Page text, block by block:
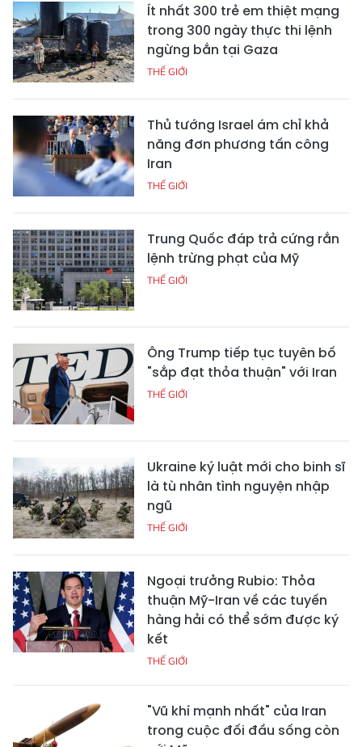
Ít nhất 300 trẻ em thiệt mạng
trong 300 ngày thực thi lệnh
ngừng bắn tại Gaza
THẾ GIỚI
Thủ tướng Israel ám chỉ khả
năng đơn phương tấn công
Iran
THẾ GIỚI
Trung Quốc đáp trả cứng rắn
lệnh trừng phạt của Mỹ
THẾ GIỚI
Ông Trump tiếp tục tuyên bố
"sắp đạt thỏa thuận" với Iran
THẾ GIỚI
Ukraine ký luật mới cho binh sĩ
là tù nhân tình nguyện nhập
ngũ
THẾ GIỚI
Ngoại trưởng Rubio: Thỏa
thuận Mỹ-Iran về các tuyến
hàng hải có thể sớm được ký
kết
THẾ GIỚI
"Vũ khí mạnh nhất" của Iran
trong cuộc đối đầu sống còn